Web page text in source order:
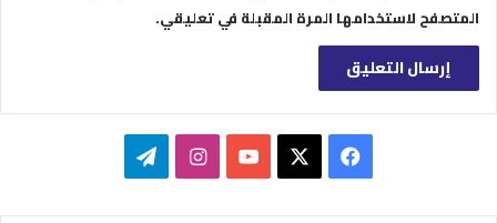
المتصفح لاستخدامها المرة المقبلة في تعليقي.
فيسبوك ‫YouTubeانستقرامتيلقرام